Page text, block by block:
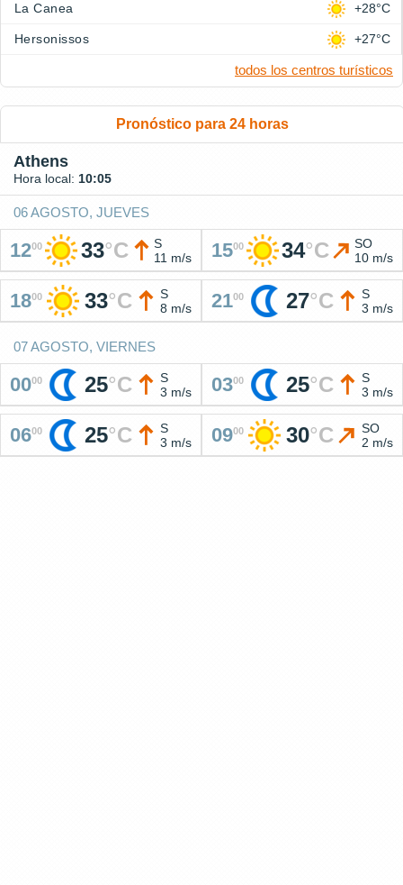
La Canea +28°C
Hersonissos +27°C
todos los centros turísticos
Pronóstico para 24 horas
Athens
Hora local: 10:05
06 AGOSTO, JUEVES
1200 33°C
S
11 m/s
1500 34°C
SO
10 m/s
1800 33°C
S
8 m/s
2100 27°C
S
3 m/s
07 AGOSTO, VIERNES
0000 25°C
S
3 m/s
0300 25°C
S
3 m/s
0600 25°C
S
3 m/s
0900 30°C
SO
2 m/s